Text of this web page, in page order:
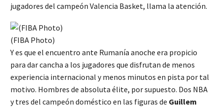
jugadores del campeón Valencia Basket, llama la atención.
(FIBA Photo)
Y es que el encuentro ante Rumanía anoche era propicio
para dar cancha a los jugadores que disfrutan de menos
experiencia internacional y menos minutos en pista por tal
motivo. Hombres de absoluta élite, por supuesto. Dos NBA
y tres del campeón doméstico en las figuras de Guillem